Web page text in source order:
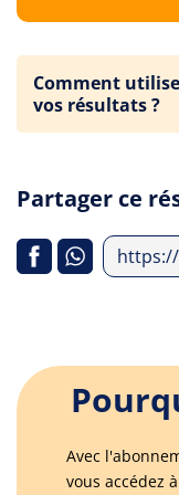
Comment
vos résultats ?
Partager ce
Avec
vous accédez